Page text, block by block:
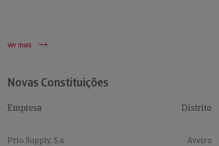
Ver mais
Novas Constituições
Empresa Distrito
Prio Supply, S.a. Aveiro